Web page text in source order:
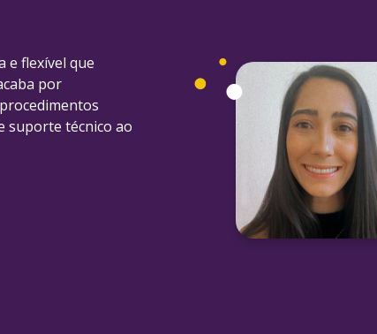
e flexível que
por
suporte técnico ao